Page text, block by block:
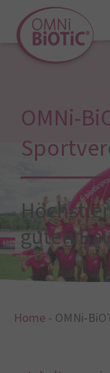
OMNi-
guten
Home - OMNi-